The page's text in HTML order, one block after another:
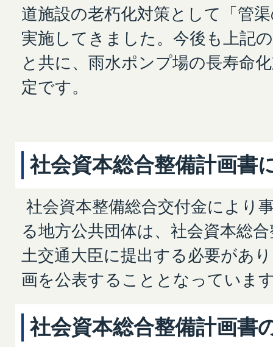
道施設の老朽化対策として「管
実施してきました。今後も上記
と共に、雨水ポンプ場の長寿命
定です。
社会資本総合整備計画書
社会資本整備総合交付金により
る地方公共団体は、社会資本総
土交通大臣に提出する必要があ
画を公表することとなっていま
社会資本総合整備計画書